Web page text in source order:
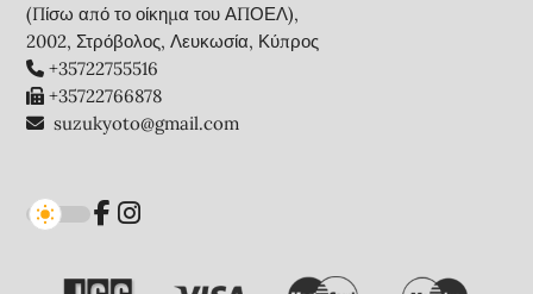
(Πίσω από το οίκημα του ΑΠΟΕΛ),
2002, Στρόβολος, Λευκωσία, Κύπρος
+35722755516
+35722766878
suzukyoto@gmail.com